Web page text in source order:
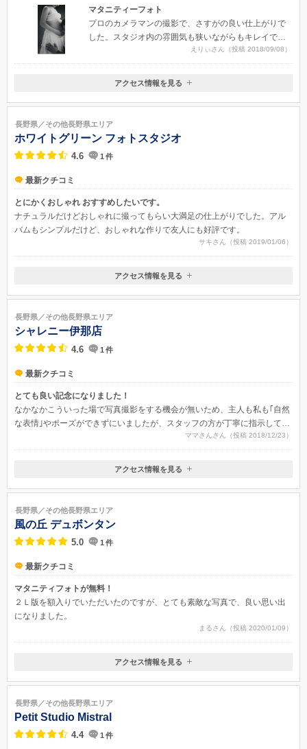
マタニティーフォト
プロのカメラマンの撮影で、さすがの良い仕上がりで
した。スタジオ内の雰囲気も狭いながらもキレイで
色々なショットを撮れるようになっています。慣れな
いポーズも丁寧に指示して声をかけてもらっているう
ちに、自然な笑顔を引き出してくれました。
えりぃさん（投稿 2018/09/08）
長野県飯田市主税町28
JR飯田線 飯田駅より徒歩10分
アクセス情報を見る
長野県／その他長野県エリア
ホワイトグリーン フォトスタジオ
4.6 1 件
最新クチコミ
とにかくおしゃれ おすすめしたいです。
ナチュラルだけどおしゃれに撮ってもらい大満足の仕上がりでした。アル
バムもシンプルだけど、おしゃれな作りで友人にも好評です。
サキさん（投稿 2019/01/06）
長野県上田市御所583
アクセス情報を見る
長野県／その他長野県エリア
シャレニー伊那店
4.6 1 件
最新クチコミ
とても良い記念になりました！
なかなかこういった場で写真撮影をする機会が無いため、主人も私も｢自然
な表情｣やポーズができずにいましたが、スタッフの方が丁寧に指示してく
れたおかげで、自然な感じのとても良い写真が撮れました。ママさんさん（投稿 2018/12/23）
長野県伊那市境１２７２−１
アクセス情報を見る
長野県／その他長野県エリア
風の丘 デュボンタン
5.0 1 件
最新クチコミ
マタニティフォトが無料！
２Ｌ版を額入りでいただいたのですが、とても素敵な写真で、良い思い出
になりました。
まるさん（投稿 2020/01/09）
長野県伊那市西町6378
アクセス情報を見る
長野県／その他長野県エリア
Petit Studio Mistral
4.4 1 件